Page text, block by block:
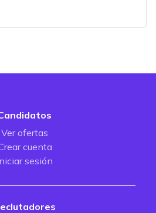
Ver ofertas
cuenta
sesión